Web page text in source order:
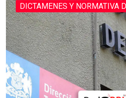
DICTAMENES Y NORMATIVA